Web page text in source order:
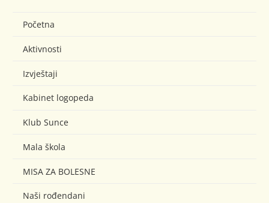
Početna
Aktivnosti
Izvještaji
Kabinet logopeda
Klub Sunce
Mala škola
MISA ZA BOLESNE
Naši rođendani